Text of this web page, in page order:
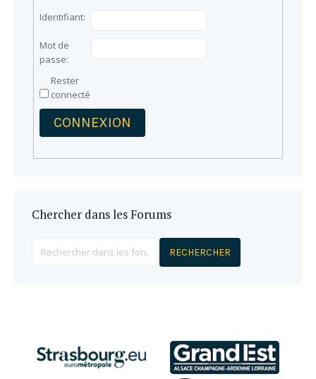
Identifiant:
Mot de
passe:
Rester
connecté
CONNEXION
Chercher dans les Forums